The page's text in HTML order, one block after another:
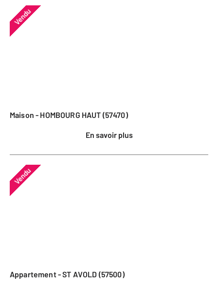
Vendu
Maison - HOMBOURG HAUT (57470)
En savoir plus
Vendu
Appartement - ST AVOLD (57500)